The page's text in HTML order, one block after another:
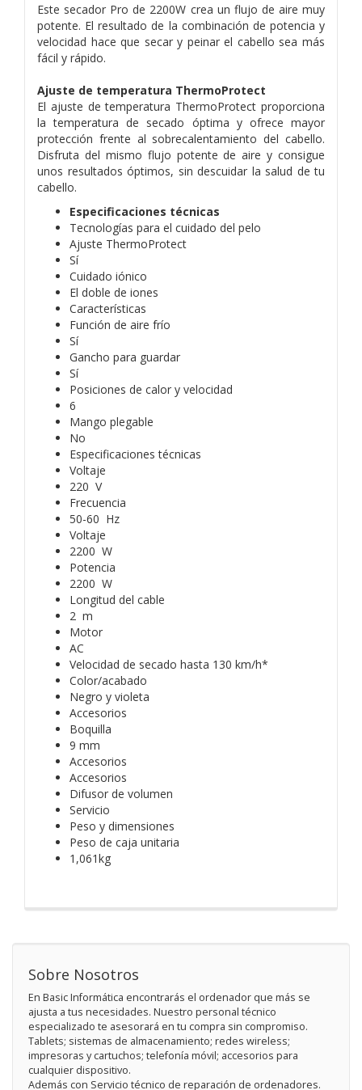
Este secador Pro de 2200W crea un flujo de aire muy
potente. El resultado de la combinación de potencia y
velocidad hace que secar y peinar el cabello sea más
fácil y rápido.
Ajuste de temperatura ThermoProtect
El ajuste de temperatura ThermoProtect proporciona
la temperatura de secado óptima y ofrece mayor
protección frente al sobrecalentamiento del cabello.
Disfruta del mismo flujo potente de aire y consigue
unos resultados óptimos, sin descuidar la salud de tu
cabello.
Especificaciones técnicas
Tecnologías para el cuidado del pelo
Ajuste ThermoProtect
Sí
Cuidado iónico
El doble de iones
Características
Función de aire frío
Sí
Gancho para guardar
Sí
Posiciones de calor y velocidad
6
Mango plegable
No
Especificaciones técnicas
Voltaje
220 V
Frecuencia
50-60 Hz
Voltaje
2200 W
Potencia
2200 W
Longitud del cable
2 m
Motor
AC
Velocidad de secado hasta 130 km/h*
Color/acabado
Negro y violeta
Accesorios
Boquilla
9 mm
Accesorios
Accesorios
Difusor de volumen
Servicio
Peso y dimensiones
Peso de caja unitaria
1,061kg
Sobre Nosotros
En Basic Informática encontrarás el ordenador que más se
ajusta a tus necesidades. Nuestro personal técnico
especializado te asesorará en tu compra sin compromiso.
Tablets; sistemas de almacenamiento; redes wireless;
impresoras y cartuchos; telefonía móvil; accesorios para
cualquier dispositivo.
Además con Servicio técnico de reparación de ordenadores.